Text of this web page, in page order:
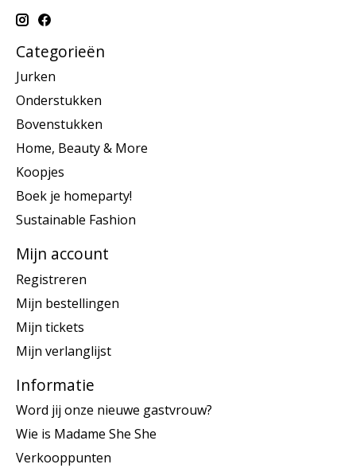
Categorieën
Jurken
Onderstukken
Bovenstukken
Home, Beauty & More
Koopjes
Boek je homeparty!
Sustainable Fashion
Mijn account
Registreren
Mijn bestellingen
Mijn tickets
Mijn verlanglijst
Informatie
Word jij onze nieuwe gastvrouw?
Wie is Madame She She
Verkooppunten